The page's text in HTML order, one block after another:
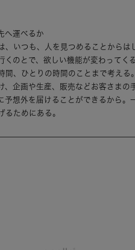
へ運べるか
、いつも、人を見つめることから
くのとで、欲しい機能が変わって
間、ひとりの時間のことまで考え
、企画や生産、販売などお客さまの
予想外を届けることができるから
るためにある。